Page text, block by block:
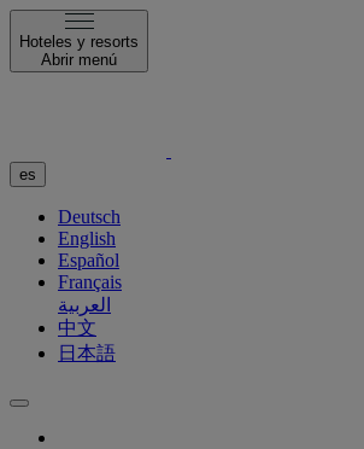
Hoteles y resorts
Abrir menú
es
Deutsch
English
Español
Français
العربية
中文
日本語